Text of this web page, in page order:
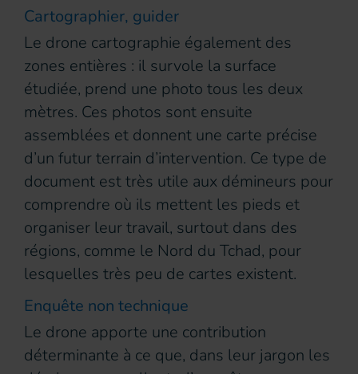
Cartographier, guider
Le drone cartographie également des
zones entières : il survole la surface
étudiée, prend une photo tous les deux
mètres. Ces photos sont ensuite
assemblées et donnent une carte précise
d’un futur terrain d’intervention. Ce type de
document est très utile aux démineurs pour
comprendre où ils mettent les pieds et
organiser leur travail, surtout dans des
régions, comme le Nord du Tchad, pour
lesquelles très peu de cartes existent.
Enquête non technique
Le drone apporte une contribution
déterminante à ce que, dans leur jargon les